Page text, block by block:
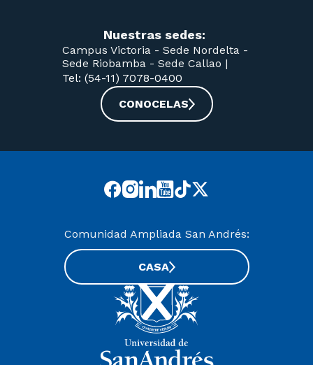
Nuestras sedes:
Campus Victoria - Sede Nordelta -
Sede Riobamba - Sede Callao |
Tel: (54-11) 7078-0400
CONOCELAS
Comunidad Ampliada San Andrés:
CASA